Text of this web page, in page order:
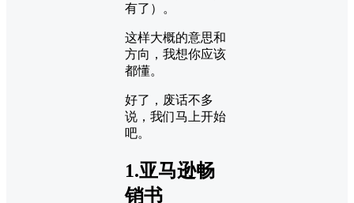
有了）。
这样大概的意思和
方向，我想你应该
都懂。
好了，废话不多
说，我们马上开始
吧。
1.亚马逊畅
销书